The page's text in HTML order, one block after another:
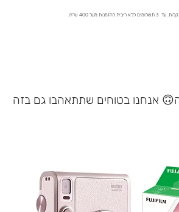
להזמנות מעל 400 ש"ח.
אנחנו בטוחים שתתאהבו גם בזה 🙃